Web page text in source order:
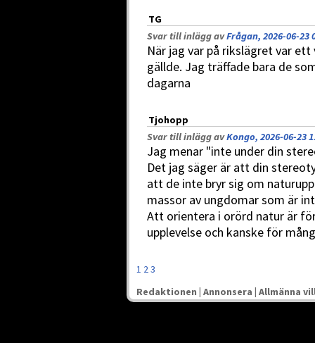
TG
Svar till inlägg avFrågan, 2026-06-23
När jag var på rikslägret var
gällde. Jag träffade bara de
dagarna
Tjohopp
Svar till inlägg avKongo, 2026-06-23
Jag menar "inte under din
Det jag säger är att din
att de inte bryr sig om
massor av ungdomar som är
Att orientera i orörd natur är
upplevelse och kanske för
1 23
Redaktionen | Annonsera | Allmänna